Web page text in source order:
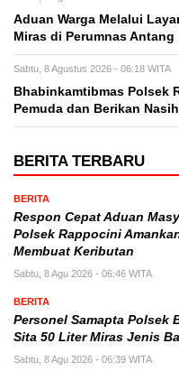
Aduan Warga Melalui
Miras di Perumnas Antang
Sabtu, 8 Agustus 2026 - 06:18 WITA
Bhabinkamtibmas Polsek
Pemuda dan Berikan
BERITA TERBARU
BERITA
Respon Cepat Aduan
Polsek Rappocini
Membuat Keributan
Sabtu, 8 Agu 2026 - 06:46 WITA
BERITA
Personel Samapta Polsek
Sita 50 Liter Miras Jenis
Sabtu, 8 Agu 2026 - 06:39 WITA